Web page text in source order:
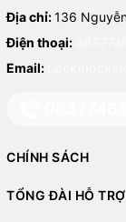
Địa chỉ:136
Điện thoại:
Email:
CHÍNH SÁCH
TỔNG ĐÀI HỖ TRỢ